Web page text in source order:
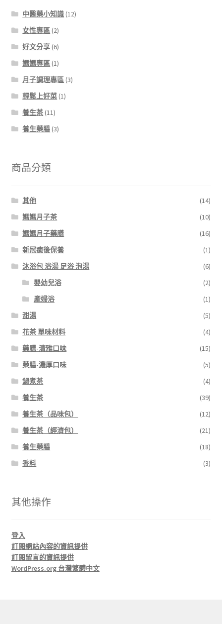
中醫藥小知識 (12)
女性專區 (2)
好文分享 (6)
媽媽專區 (1)
月子調理專區 (3)
輕鬆上好菜 (1)
養生茶 (11)
養生藥膳 (3)
商品分類
其他
(14)
媽媽月子茶
(10)
媽媽月子藥膳
(16)
新冠癒後保養
(1)
沐浴包 浴湯 足浴 泡湯
(6)
嬰幼兒浴
(2)
產婦浴
(1)
甜湯
(5)
花茶 單味材料
(4)
藥膳-清雅口味
(15)
藥膳-濃厚口味
(5)
鍋煮茶
(4)
養生茶
(39)
養生茶（品味包）
(12)
養生茶（經濟包）
(21)
養生藥膳
(18)
香料
(3)
其他操作
登入
訂閱網站內容的資訊提供
訂閱留言的資訊提供
WordPress.org 台灣繁體中文